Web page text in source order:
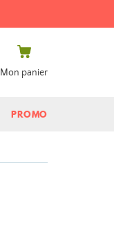
PROMO
Mon panier